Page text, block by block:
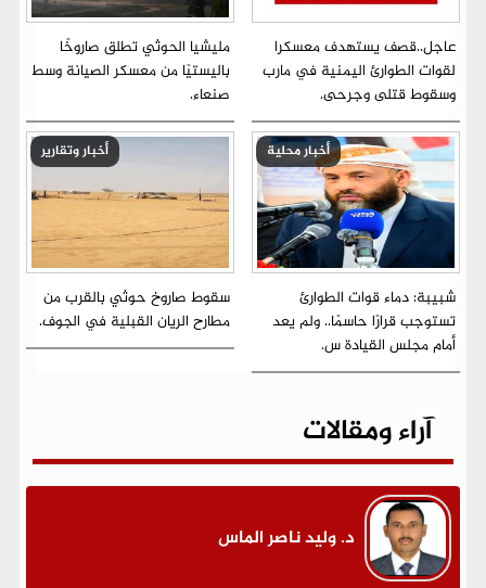
عاجل..قصف يستهدف معسكرا
لقوات الطوارئ اليمنية في مارب
وسقوط قتلى وجرحى.
مليشيا الحوثي تطلق صاروخًا
باليستيًا من معسكر الصيانة وسط
صنعاء.
أخبار محلية
شبيبة: دماء قوات الطوارئ
تستوجب قرارًا حاسمًا.. ولم يعد
أمام مجلس القيادة س.
أخبار وتقارير
سقوط صاروخ حوثي بالقرب من
مطارح الريان القبلية في الجوف.
آراء ومقالات
د. وليد ناصر الماس